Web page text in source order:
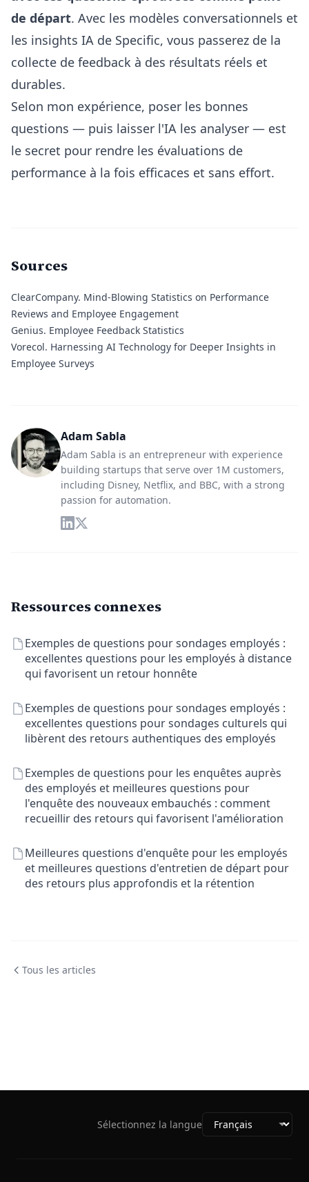
de départ. Avec les modèles conversationnels et
les insights IA de Specific, vous passerez de la
collecte de feedback à des résultats réels et
durables.
Selon mon expérience, poser les bonnes
questions — puis laisser l'IA les analyser — est
le secret pour rendre les évaluations de
performance à la fois efficaces et sans effort.
Sources
ClearCompany. Mind-Blowing Statistics on Performance
Reviews and Employee Engagement
Genius. Employee Feedback Statistics
Vorecol. Harnessing AI Technology for Deeper Insights in
Employee Surveys
Adam Sabla
Adam Sabla is an entrepreneur with experience
building startups that serve over 1M customers,
including Disney, Netflix, and BBC, with a strong
passion for automation.
Ressources connexes
Exemples de questions pour sondages employés :
excellentes questions pour les employés à distance
qui favorisent un retour honnête
Exemples de questions pour sondages employés :
excellentes questions pour sondages culturels qui
libèrent des retours authentiques des employés
Exemples de questions pour les enquêtes auprès
des employés et meilleures questions pour
l'enquête des nouveaux embauchés : comment
recueillir des retours qui favorisent l'amélioration
Meilleures questions d'enquête pour les employés
et meilleures questions d'entretien de départ pour
des retours plus approfondis et la rétention
Tous les articles
Sélectionnez la langue